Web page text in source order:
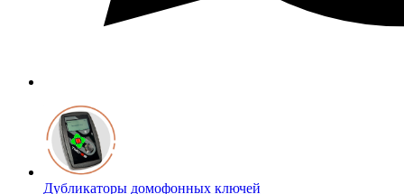
Дубликаторы домофонных ключей